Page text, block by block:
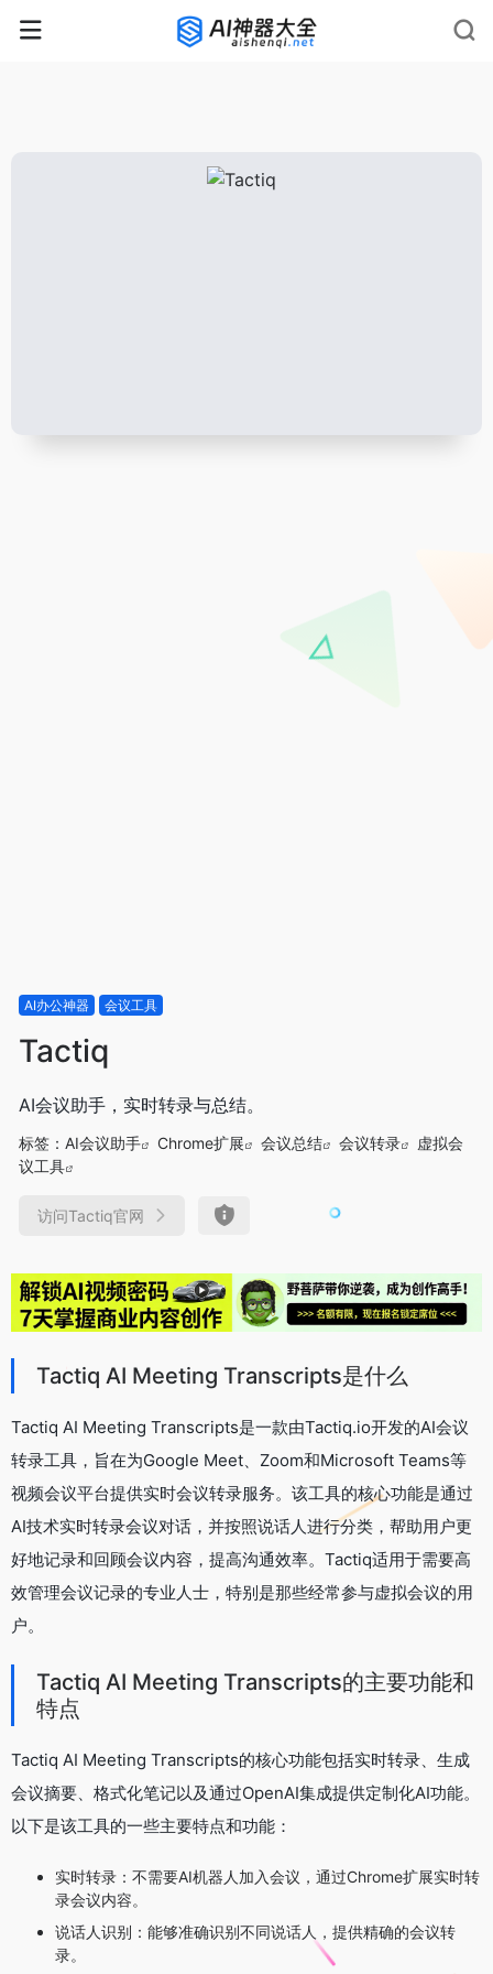
rnrn rnrn rnrn
AI办公神器 会议工具
Tactiq
AI会议助手，实时转录与总结。
标签： AI会议助手 Chrome扩展 会议总结 会议转录
虚拟会
议工具
访问Tactiq官网
Tactiq AI Meeting Transcripts是什么
Tactiq AI Meeting Transcripts是一款由Tactiq.io开发的AI会议
转录工具，旨在为Google Meet、Zoom和Microsoft Teams等
视频会议平台提供实时会议转录服务。该工具的核心功能是通过
AI技术实时转录会议对话，并按照说话人进行分类，帮助用户更
好地记录和回顾会议内容，提高沟通效率。Tactiq适用于需要高
效管理会议记录的专业人士，特别是那些经常参与虚拟会议的用
户。
Tactiq AI Meeting Transcripts的主要功能和
特点
Tactiq AI Meeting Transcripts的核心功能包括实时转录、生成
会议摘要、格式化笔记以及通过OpenAI集成提供定制化AI功能。
以下是该工具的一些主要特点和功能：
实时转录：不需要AI机器人加入会议，通过Chrome扩展实时转
录会议内容。
说话人识别：能够准确识别不同说话人，提供精确的会议转
录。